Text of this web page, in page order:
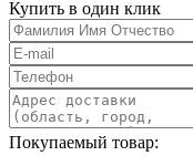
Купить в один клик
Покупаемый товар: